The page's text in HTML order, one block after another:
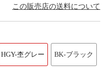
この販売店の送料について
HGY-杢グレー BK-ブラック